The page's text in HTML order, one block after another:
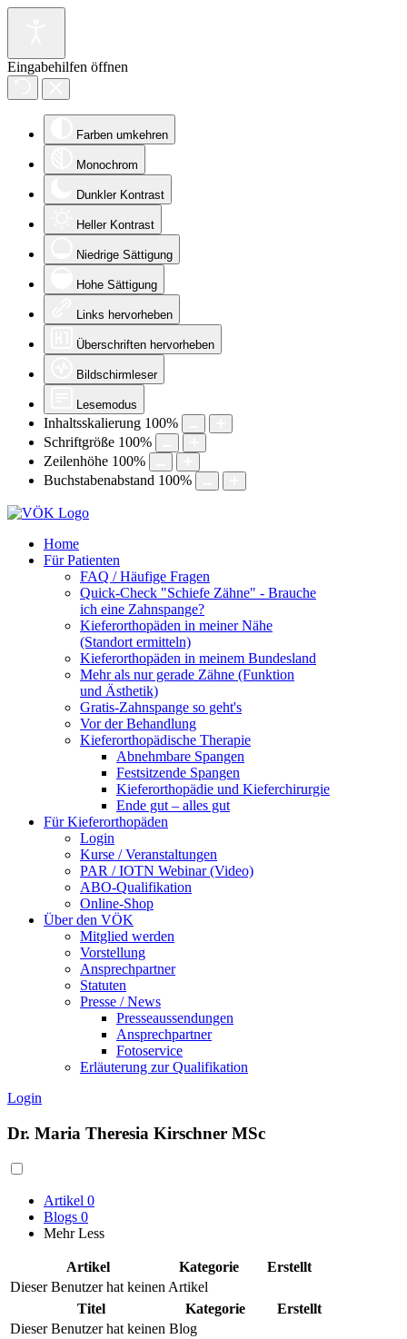
Eingabehilfen öffnen
Farben umkehren
Monochrom
Dunkler Kontrast
Heller Kontrast
Niedrige Sättigung
Hohe Sättigung
Links hervorheben
Überschriften hervorheben
Bildschirmleser
Lesemodus
Inhaltsskalierung 100%
Schriftgröße 100%
Zeilenhöhe 100%
Buchstabenabstand 100%
Home
Für Patienten
FAQ / Häufige Fragen
Quick-Check "Schiefe Zähne" - Brauche
ich eine Zahnspange?
Kieferorthopäden in meiner Nähe
(Standort ermitteln)
Kieferorthopäden in meinem Bundesland
Mehr als nur gerade Zähne (Funktion
und Ästhetik)
Gratis-Zahnspange so geht's
Vor der Behandlung
Kieferorthopädische Therapie
Abnehmbare Spangen
Festsitzende Spangen
Kieferorthopädie und Kieferchirurgie
Ende gut – alles gut
Für Kieferorthopäden
Login
Kurse / Veranstaltungen
PAR / IOTN Webinar (Video)
ABO-Qualifikation
Online-Shop
Über den VÖK
Mitglied werden
Vorstellung
Ansprechpartner
Statuten
Presse / News
Presseaussendungen
Ansprechpartner
Fotoservice
Erläuterung zur Qualifikation
Login
Dr. Maria Theresia Kirschner MSc
Artikel 0
Blogs 0
Mehr Less
Artikel Kategorie
Erstellt
Dieser Benutzer hat keinen Artikel
Titel
Kategorie
Erstellt
Dieser Benutzer hat keinen Blog